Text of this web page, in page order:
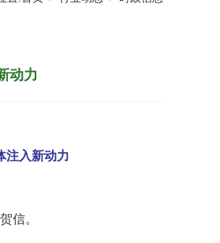
动力
注入新动力
信。